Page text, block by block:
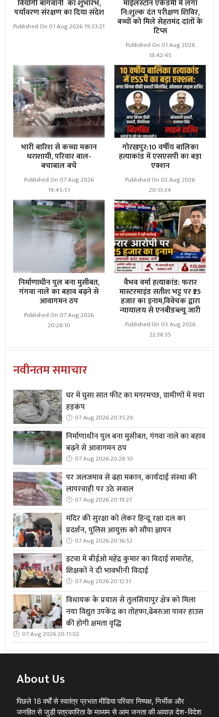
वियोगी बागवानी का शुभारंभ,
पर्यावरण संरक्षण का दिया संदेश
Published On 01 Aug 2026 19:53:21
माईलस्टोन एकेडमी में लगा
नि:शुल्क दंत परीक्षण शिविर,
बच्चों को मिले सेहतमंद दांतों के
टिप्स
Published On 01 Aug 2026
18:42:45
भारी बारिश से कच्चा मकान
धराशायी, परिवार बाल-
बचाबाल बचे
Published On 07 Aug 2026
19:45:51
गोरखपुर:10 वर्षीय बालिका
हत्याकांड में एसएसपी का बड़ा
एक्शन
Published On 02 Aug 2026
20:13:34
निर्माणाधीन पुल बना मुसीबत,
गंगवा नाले का बहाव बढ़ने से
आवागमन ठप
Published On 07 Aug 2026
20:28:10
वैभव वर्मा हत्याकांड: फरार
मास्टरमाइंड सतीश भट्ट पर ₹25
हजार का इनाम,विवेचक द्वारा
न्यायालय से एनबीडब्ल्यू जारी
Published On 05 Aug 2026
22:38:35
नवीनतम समाचार
घर में घुसा सात फीट का मगरमच्छ, ग्रामीणों में मचा
हड़कंप
07 Aug 2026 20:35:29
निर्माणाधीन पुल बना मुसीबत, गंगवा नाले का बहाव
बढ़ने से आवागमन ठप
07 Aug 2026 20:28:10
पर जलजमाव से ढहा मकान, कार्यदाई संस्था की
लापरवाही पर उठे सवाल
07 Aug 2026 20:19:27
मंदिर की सुरक्षा को लेकर हिन्दू रक्षा दल का
प्रदर्शन, पुलिस आयुक्त को सौंपा ज्ञापन
07 Aug 2026 20:16:52
इटवा में बीईओ महेंद्र कुमार का विदाई समारोह,
शिक्षकों ने दी भावभीनी विदाई
07 Aug 2026 20:12:31
विधायक के प्रयास से तुलसियापुर क्षेत्र को मिला
नया विद्युत उपकेंद्र का तोहफा,ढेबरुआ पावर हाउस
की होगी क्षमता वृद्धि
07 Aug 2026 20:11:02
About Us
पिछले 18 वर्षों से स्वतंत्र प्रभात मीडिया परिवार निष्पक्ष, निर्भीक और
जनहित से जुड़ी पत्रकारिता के माध्यम से आम जनता की आवाज़ देश-विदेश